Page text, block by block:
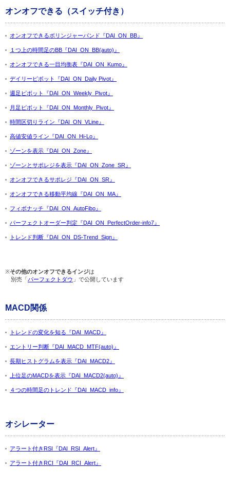
オンオフできる（スイッチ付き）
オンオフできるボリンジャーバンド『DAI_ON_BB』
１つ上の時間足のBB『DAI_ON_BB(auto)』
オンオフできる一目均衡表『DAI_ON_Kumo』
デイリーピボット『DAI_ON_Daily Pivot』
週足ピボット『DAI_ON_Weekly_Pivot』
月足ピボット『DAI_ON_Monthly_Pivot』
時間区切りライン『DAI_ON_VLine』
高値安値ライン『DAI_ON_Hi-Lo』
ゾーンを表示『DAI_ON_Zone』
ゾーンとサポレジを表示『DAI_ON_Zone_SR』
オンオフできるサポレジ『DAI_ON_SR』
オンオフできる移動平均線『DAI_ON_MA』
フィボナッチ『DAI_ON_AutoFibo』
パーフェクトオーダー判定『DAI_ON_PerfectOrder-info7』
トレンド判断『DAI_ON_DS-Trend_Sign』
※その他のオンオフできるインジは
別売「パーフェクトダウ 」で公開しています
MACD関係
トレンドの変化を知る『DAI_MACD』
エントリー判断『DAI_MACD_MTF(auto)』
長期ヒストグラムを表示『DAI_MACD2』
上位足のMACDを表示『DAI_MACD2(auto)』
４つの時間足のトレンド『DAI_MACD_info』
オシレーター
アラート付きRSI『DAI_RSI_Alert』
アラート付きRCI『DAI_RCI_Alert』